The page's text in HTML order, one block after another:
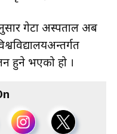
गेटा अस्पताल अब
हुने भएको हो ।